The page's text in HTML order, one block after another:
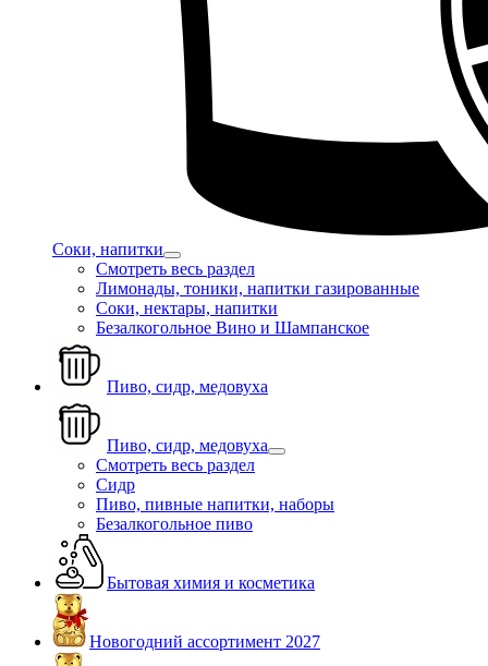
Соки, напитки
Смотреть весь раздел
Лимонады, тоники, напитки газированные
Соки, нектары, напитки
Безалкогольное Вино и Шампанское
Пиво, сидр, медовуха
Пиво, сидр, медовуха
Смотреть весь раздел
Сидр
Пиво, пивные напитки, наборы
Безалкогольное пиво
Бытовая химия и косметика
Новогодний ассортимент 2027